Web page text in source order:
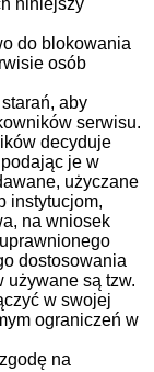
niniejszy
do blokowania
osób
aby
serwisu.
decyduje
je w
użyczane
instytucjom,
na wniosek
dostosowania
używane są tzw.
w swojej
ograniczeń w
na